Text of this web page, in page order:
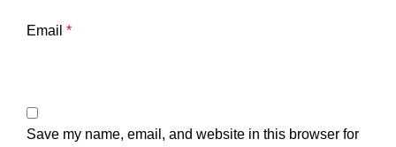
Email *
Save my name, email, and website in this browser for